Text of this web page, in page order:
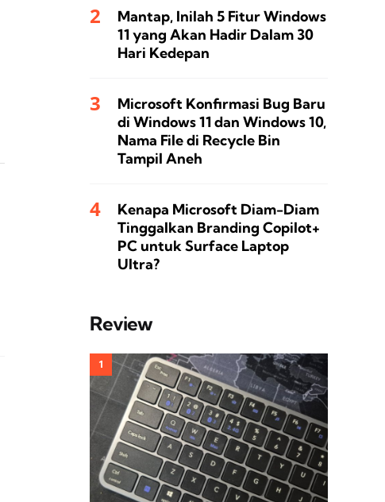
Mantap, Inilah 5 Fitur Windows
11 yang Akan Hadir Dalam 30
Hari Kedepan
Microsoft Konfirmasi Bug Baru
di Windows 11 dan Windows 10,
Nama File di Recycle Bin
Tampil Aneh
Kenapa Microsoft Diam-Diam
Tinggalkan Branding Copilot+
PC untuk Surface Laptop
Ultra?
Review